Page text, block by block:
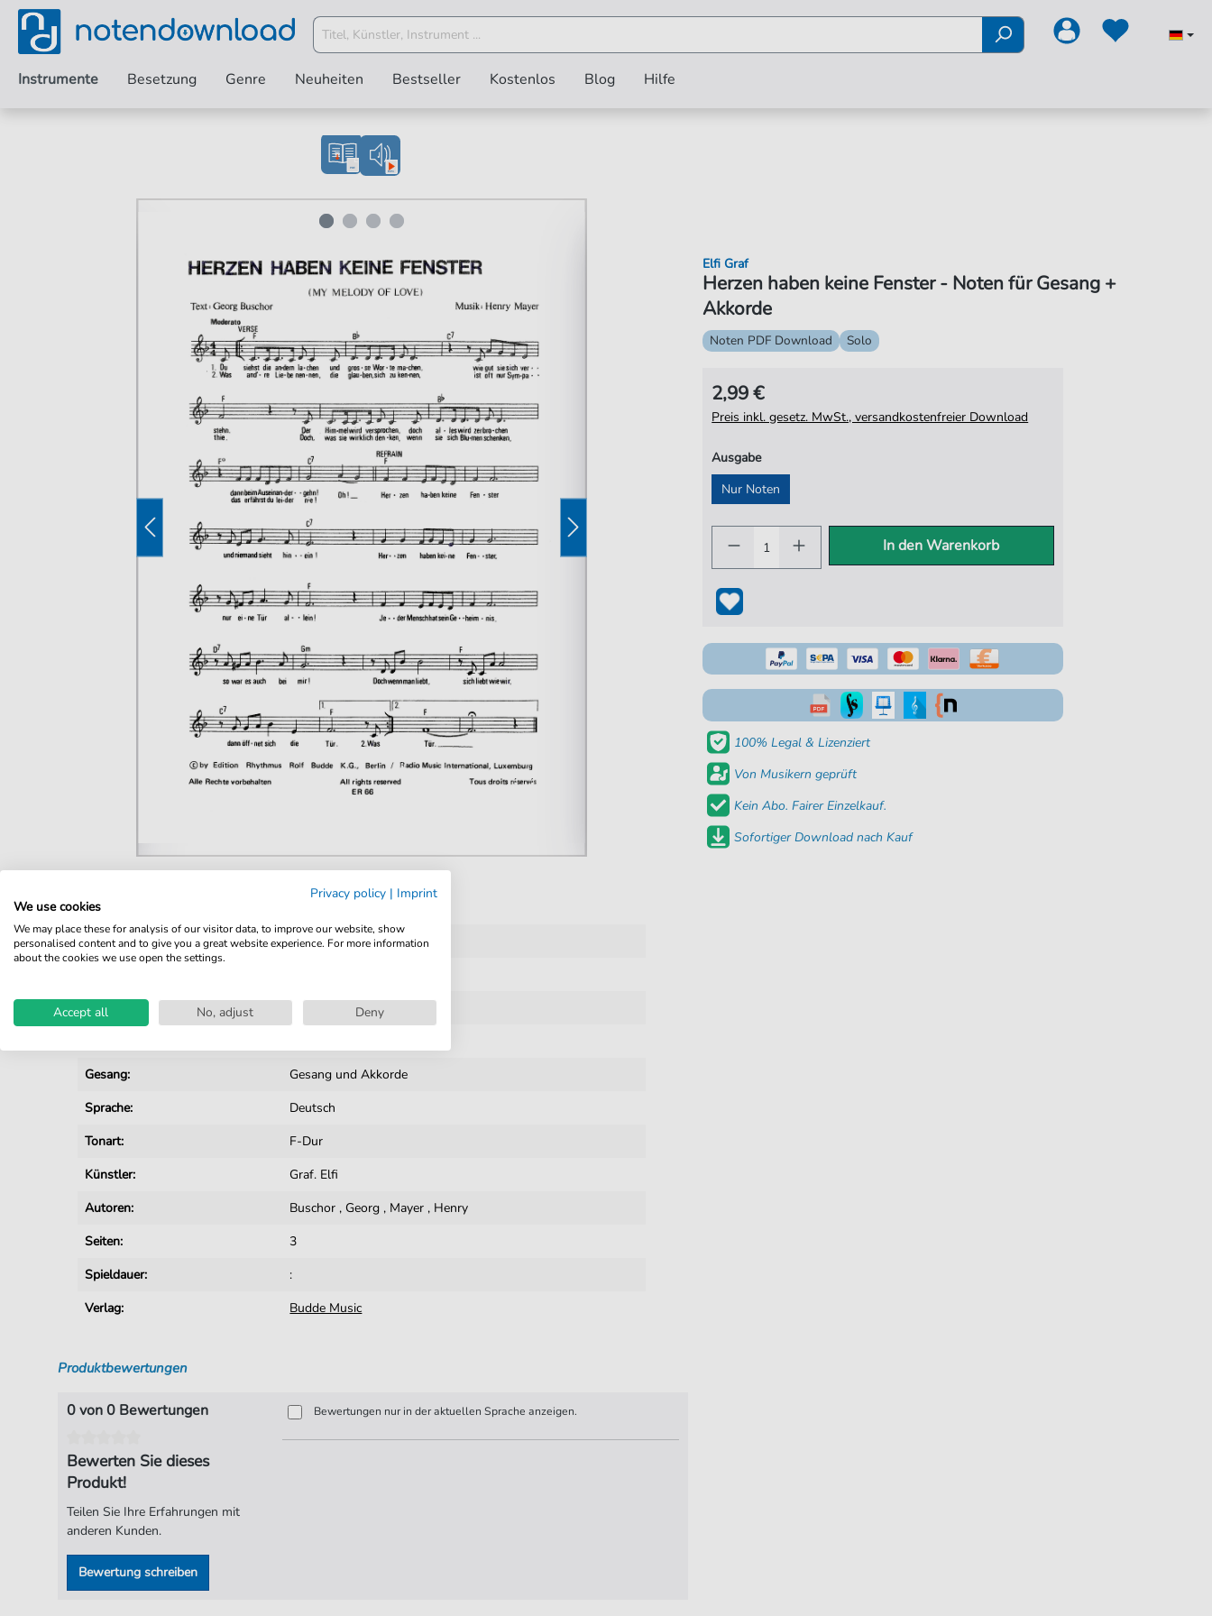
Instrumente Besetzung Genre Neuheiten Bestseller Kostenlos Blog Hilfe
Produktnummer:
9783841826640 pdf
Instrumente:
Gesang:
Gesang und Akkorde
Sprache:
Deutsch
Tonart:
F-Dur
Künstler:
Graf. Elfi
Autoren:
Buschor ,Georg , Mayer , Henry
Seiten:
3
Spieldauer:
:
Verlag:
Budde Music
Herzen haben keine Fenster - Noten für Gesang +
Akkorde
Elfi Graf
Noten PDF Download Solo
2,99 €
Preis inkl. gesetz. MwSt., versandkostenfreier Download
Ausgabe
Nur Noten
In den Warenkorb
100% Legal & Lizenziert
Von Musikern geprüft
Kein Abo. Fairer Einzelkauf.
Sofortiger Download nach Kauf
Produktbewertungen
0 von 0 Bewertungen
Bewerten Sie dieses
Produkt!
Teilen Sie Ihre Erfahrungen mit
anderen Kunden.
Bewertung schreiben
Bewertungen nur in der aktuellen Sprache anzeigen.
Privacy policy | Imprint
We use cookies
We may place these for analysis of our visitor data, to improve our website, show
personalised content and to give you a great website experience. For more information
about the cookies we use open the settings.
Accept all No, adjust Deny